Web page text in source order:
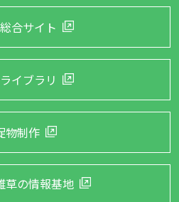
合サイト
イブラリ
物制作
草の情報基地